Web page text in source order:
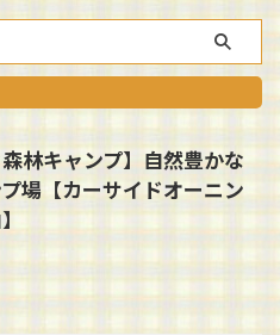
森林キャンプ】自然豊かな
場【カーサイドオーニン